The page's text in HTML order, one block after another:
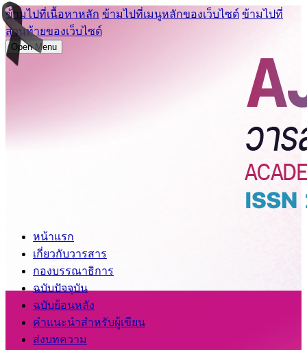
ข้ามไปที่เนื้อหาหลัก ข้ามไปที่เมนูหลักของเว็บไซต์ ข้ามไปที่
ส่วนท้ายของเว็บไซต์
Open Menu
หน้าแรก
เกี่ยวกับวารสาร
กองบรรณาธิการ
ฉบับปัจจุบัน
ฉบับย้อนหลัง
คำแนะนำสำหรับผู้เขียน
ส่งบทความ